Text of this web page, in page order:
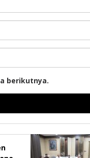
berikutnya.